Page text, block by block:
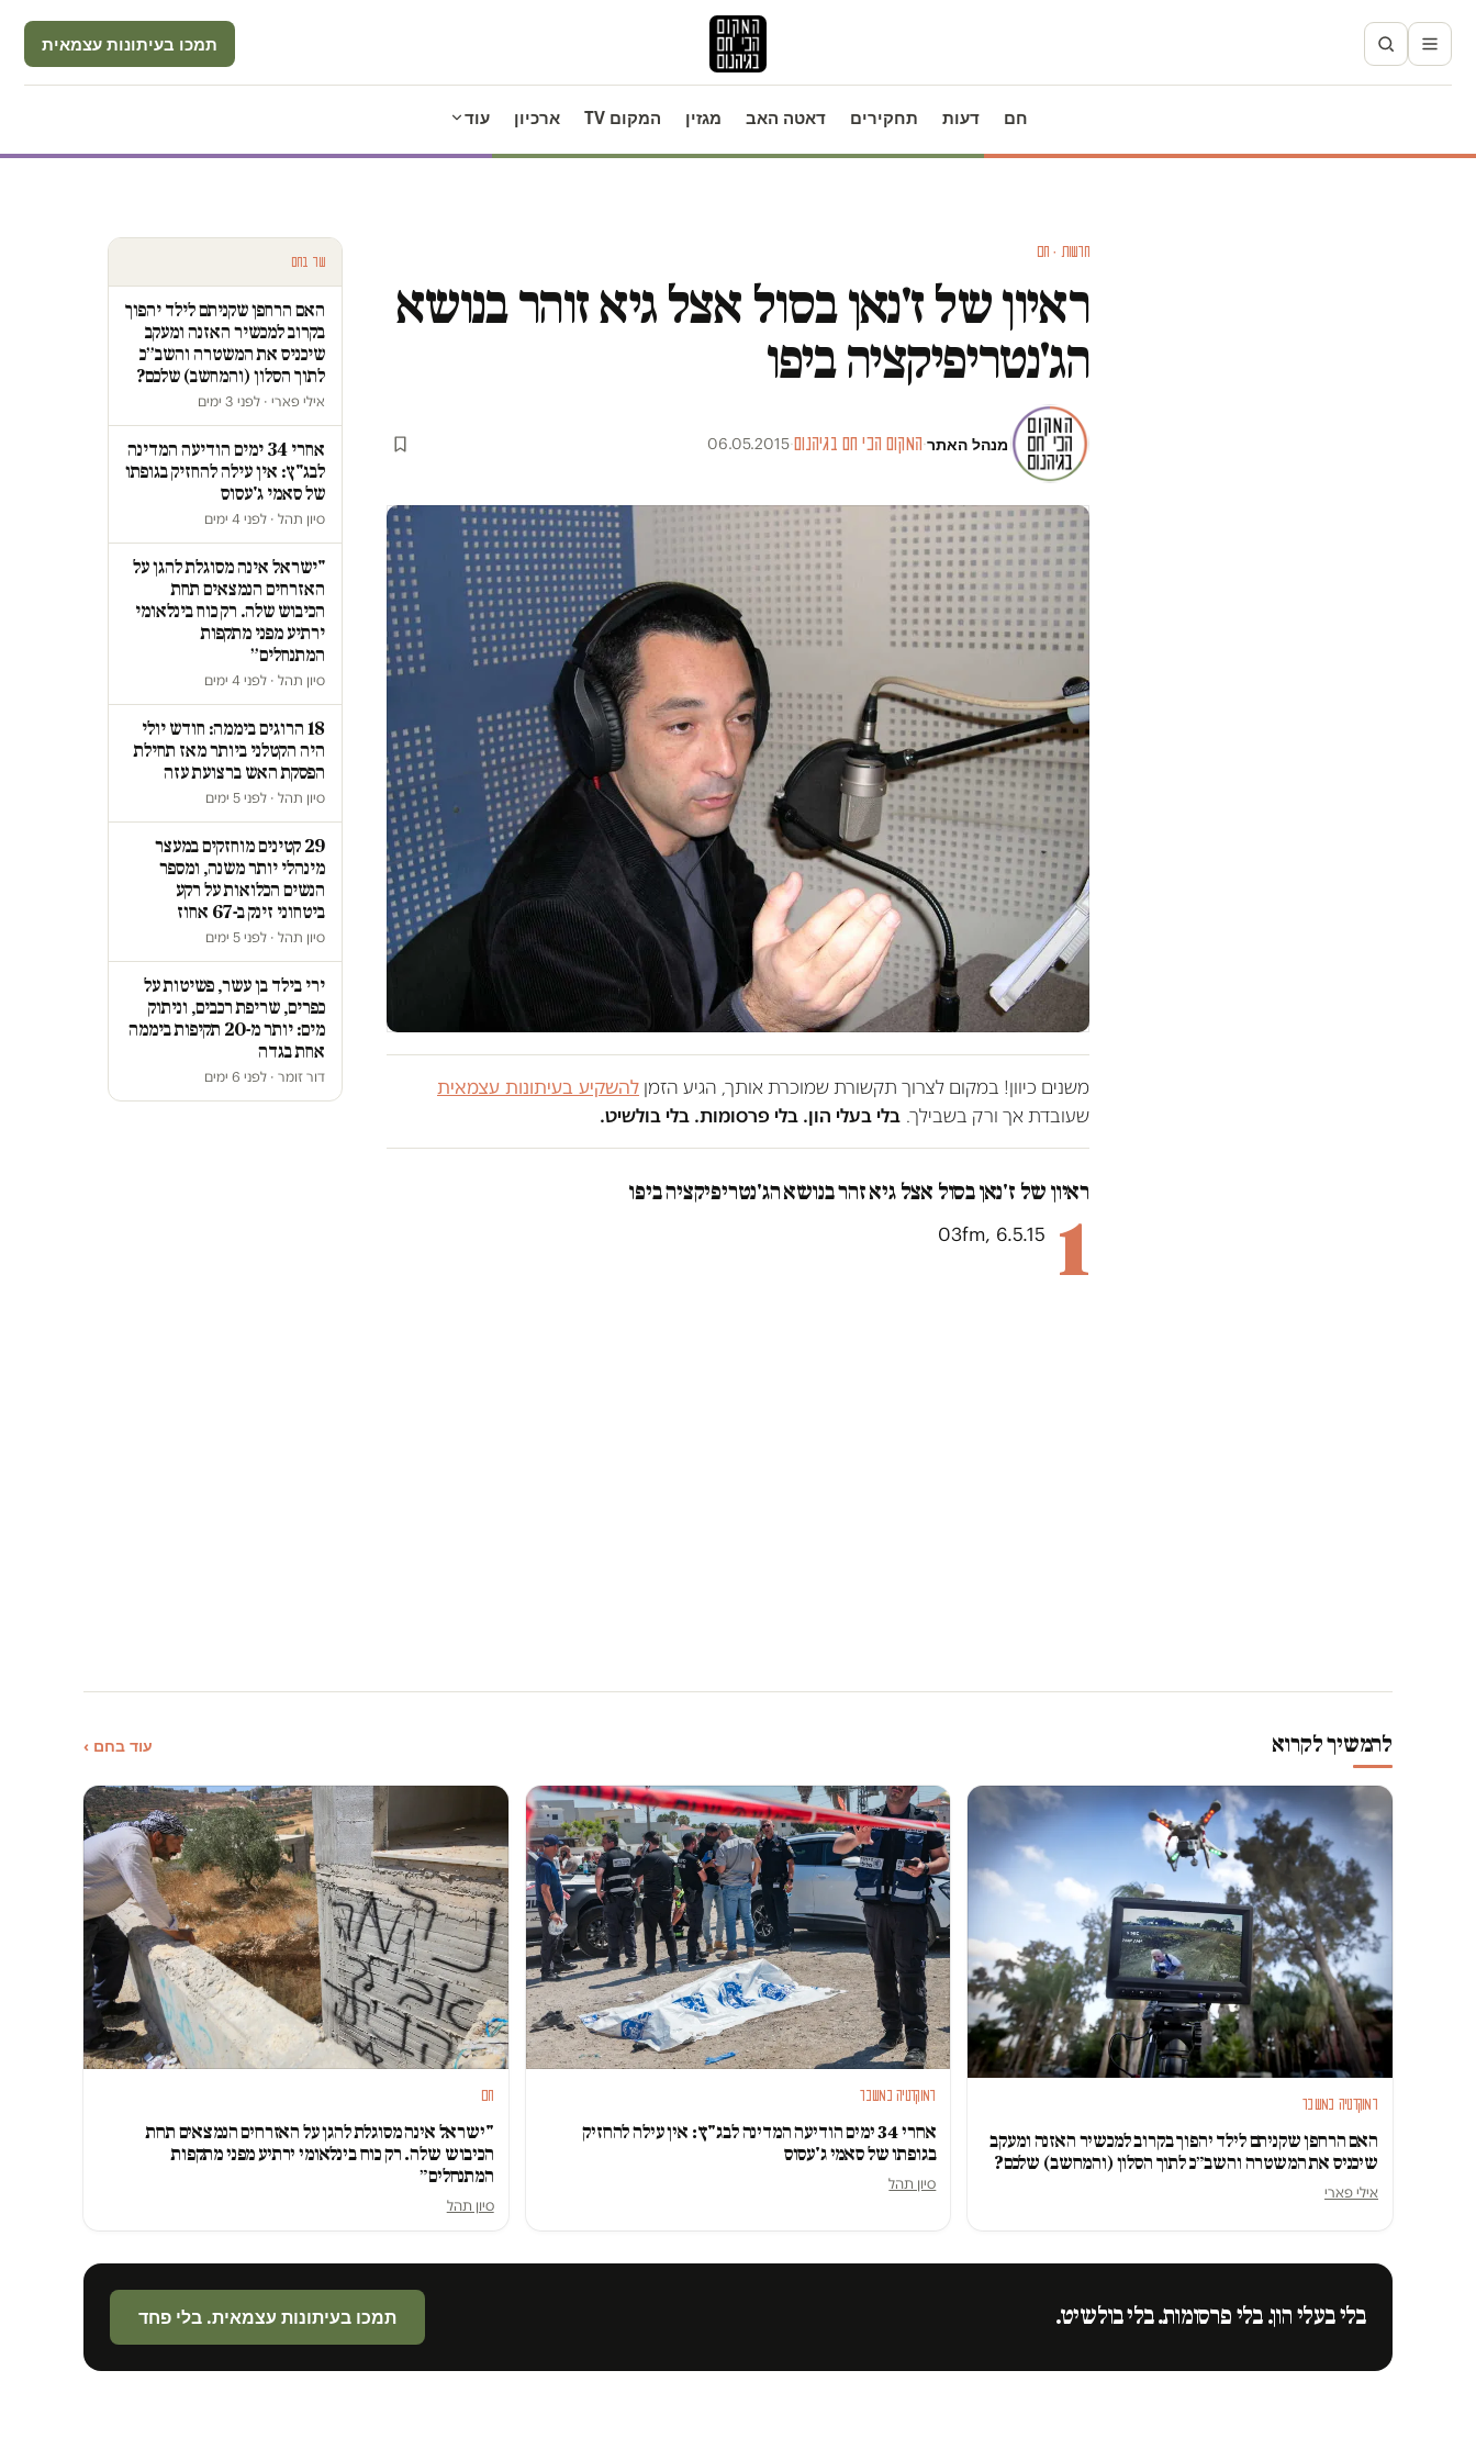
תמכו בעיתונות עצמאית
חם דעות תחקירים דאטה האב מגזין המקום TV ארכיון עוד
חדשות · חם
ראיון של ז'נאן בסול אצל גיא זוהר בנושא
הג'נטריפיקציה ביפו
מנהל האתר·המקום הכי חם בגיהנום·
06.05.2015
משנים כיוון! במקום לצרוך תקשורת שמוכרת אותך, הגיע הזמן להשקיע בעיתונות עצמאית
שעובדת אך ורק בשבילך. בלי בעלי הון. בלי פרסומות. בלי בולשיט.
ראיון של ז'נאן בסול אצל גיא זהר בנושא הג'נטריפיקציה ביפו
1
03fm, 6.5.15
עוד בחם
האם הרחפן שקניתם לילד יהפוך
בקרוב למכשיר האזנה ומעקב
שיכניס את המשטרה והשב״כ
לתוך הסלון (והמחשב) שלכם?
אילי פארי · לפני 3 ימים
אחרי 34 ימים הודיעה המדינה
לבג"ץ: אין עילה להחזיק בגופתו
של סאמי ג'עסוס
סיון תהל · לפני 4 ימים
"ישראל אינה מסוגלת להגן על
האזרחים הנמצאים תחת
הכיבוש שלה. רק כוח בינלאומי
ירתיע מפני מתקפות
המתנחלים״
סיון תהל · לפני 4 ימים
18 הרוגים ביממה: חודש יולי
היה הקטלני ביותר מאז תחילת
הפסקת האש ברצועת עזה
סיון תהל · לפני 5 ימים
29 קטינים מוחזקים במעצר
מינהלי יותר משנה, ומספר
הנשים הכלואות על רקע
ביטחוני זינק ב-67 אחוז
סיון תהל · לפני 5 ימים
ירי בילד בן עשר, פשיטות על
כפרים, שריפת רכבים, וניתוק
מים: יותר מ-20 תקיפות ביממה
אחת בגדה
דור זומר · לפני 6 ימים
להמשיך לקרוא עוד בחם ›
דמוקרטיה במשבר
האם הרחפן שקניתם לילד יהפוך בקרוב למכשיר האזנה ומעקב
שיכניס את המשטרה והשב״כ לתוך הסלון (והמחשב) שלכם?
אילי פארי
דמוקרטיה במשבר
אחרי 34 ימים הודיעה המדינה לבג"ץ: אין עילה להחזיק
בגופתו של סאמי ג'עסוס
סיון תהל
חם
"ישראל אינה מסוגלת להגן על האזרחים הנמצאים תחת
הכיבוש שלה. רק כוח בינלאומי ירתיע מפני מתקפות
המתנחלים״
סיון תהל
בלי בעלי הון. בלי פרסומות. בלי בולשיט. תמכו בעיתונות עצמאית. בלי פחד